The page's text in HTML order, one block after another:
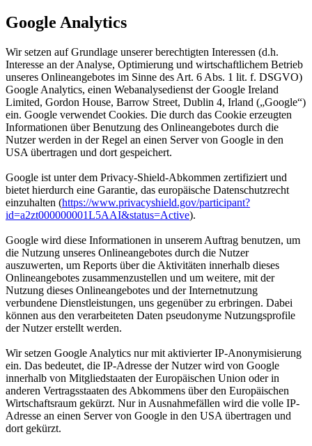
Google Analytics
Wir setzen auf Grundlage unserer berechtigten Interessen (d.h.
Interesse an der Analyse, Optimierung und wirtschaftlichem Betrieb
unseres Onlineangebotes im Sinne des Art. 6 Abs. 1 lit. f. DSGVO)
Google Analytics, einen Webanalysedienst der Google Ireland
Limited, Gordon House, Barrow Street, Dublin 4, Irland („Google“)
ein. Google verwendet Cookies. Die durch das Cookie erzeugten
Informationen über Benutzung des Onlineangebotes durch die
Nutzer werden in der Regel an einen Server von Google in den
USA übertragen und dort gespeichert.
Google ist unter dem Privacy-Shield-Abkommen zertifiziert und
bietet hierdurch eine Garantie, das europäische Datenschutzrecht
einzuhalten (https://www.privacyshield.gov/participant?
id=a2zt000000001L5AAI&status=Active).
Google wird diese Informationen in unserem Auftrag benutzen, um
die Nutzung unseres Onlineangebotes durch die Nutzer
auszuwerten, um Reports über die Aktivitäten innerhalb dieses
Onlineangebotes zusammenzustellen und um weitere, mit der
Nutzung dieses Onlineangebotes und der Internetnutzung
verbundene Dienstleistungen, uns gegenüber zu erbringen. Dabei
können aus den verarbeiteten Daten pseudonyme Nutzungsprofile
der Nutzer erstellt werden.
Wir setzen Google Analytics nur mit aktivierter IP-Anonymisierung
ein. Das bedeutet, die IP-Adresse der Nutzer wird von Google
innerhalb von Mitgliedstaaten der Europäischen Union oder in
anderen Vertragsstaaten des Abkommens über den Europäischen
Wirtschaftsraum gekürzt. Nur in Ausnahmefällen wird die volle IP-
Adresse an einen Server von Google in den USA übertragen und
dort gekürzt.